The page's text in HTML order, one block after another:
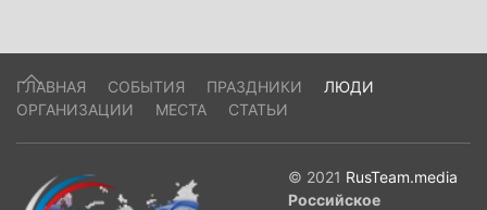
ГЛАВНАЯ СОБЫТИЯ ПРАЗДНИКИ
ЛЮДИ
ОРГАНИЗАЦИИ
МЕСТА СТАТЬИ
© 2021 RusTeam.media
Российское